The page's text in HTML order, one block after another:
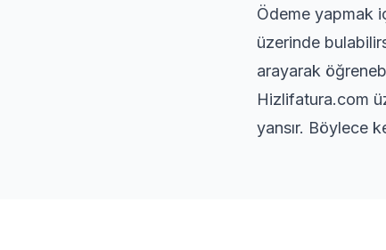
Ödeme yapmak
üzerinde
arayarak
Hizlifatura.com
yansır. Böylece